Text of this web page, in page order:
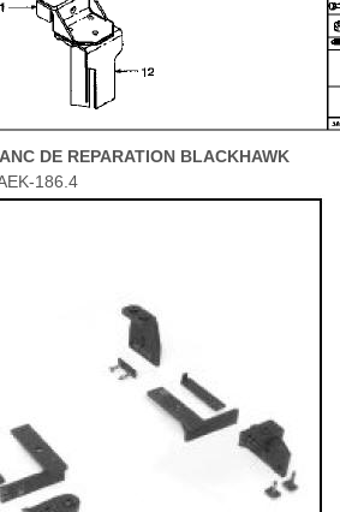
DE REPARATION BLACKHAWK
186.4